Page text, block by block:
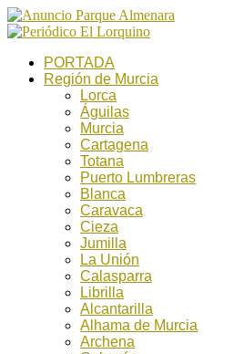
PORTADA
Región de Murcia
Lorca
Águilas
Murcia
Cartagena
Totana
Puerto Lumbreras
Blanca
Caravaca
Cieza
Jumilla
La Unión
Calasparra
Librilla
Alcantarilla
Alhama de Murcia
Archena